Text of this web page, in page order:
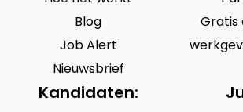
Blog
Job Alert
Nieuwsbrief
Gratis
Kandidaten: